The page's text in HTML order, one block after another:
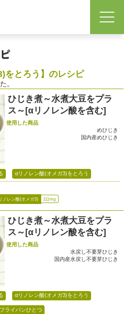
をとろう】のレシピ
。
ひじき煮～水煮大豆をプラ
ス～[αリノレン酸を含む]
使用した商品
めひじき
国内産めひじき
αリノレン酸(オメガ3)をとろう
ノレン酸(オメガ3) 111mg
ひじき煮～水煮大豆をプラ
ス～[αリノレン酸を含む]
使用した商品
水戻し不要芽ひじき
国内産水戻し不要芽ひじき
αリノレン酸(オメガ3)をとろう
ライパンひとつ